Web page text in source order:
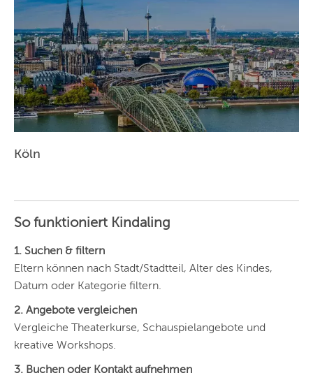
Köln
So funktioniert Kindaling
1. Suchen & filtern
Eltern können nach Stadt/Stadtteil, Alter des Kindes,
Datum oder Kategorie filtern.
2. Angebote vergleichen
Vergleiche Theaterkurse, Schauspielangebote und
kreative Workshops.
3. Buchen oder Kontakt aufnehmen